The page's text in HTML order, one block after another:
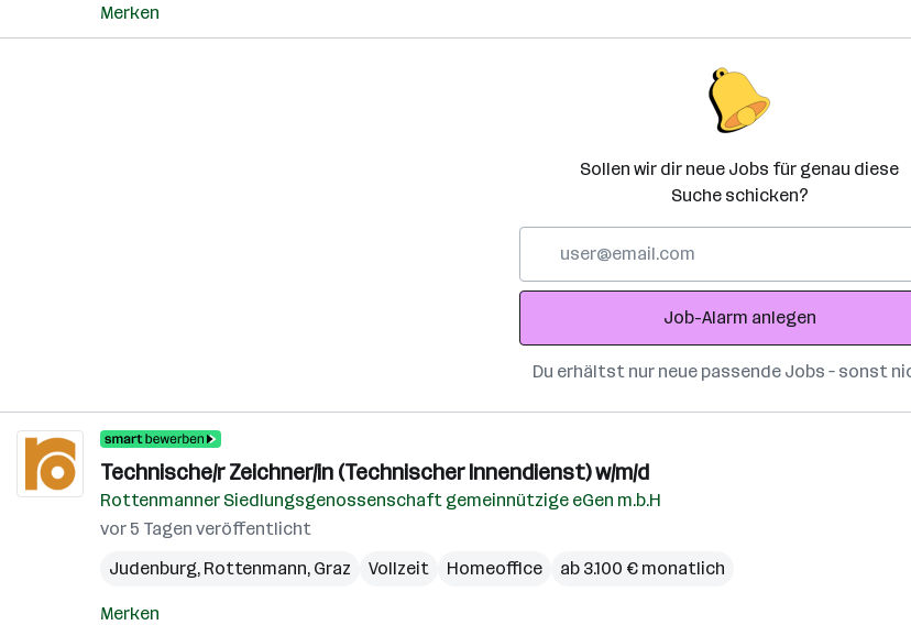
Merken
Sollen wir dir neue Jobs für genau diese
Suche schicken?
Adresse
Job-Alarm anlegen
Du erhältst nur neue passende Jobs – sonst
Technische/r Zeichner/in (Technischer Innendienst) w/m/d
Rottenmanner Siedlungsgenossenschaft gemeinnützige eGen m.b.H
vor 5 Tagen veröffentlicht
Judenburg, Rottenmann, Graz Vollzeit Homeoffice ab 3.100 € monatlich
Merken